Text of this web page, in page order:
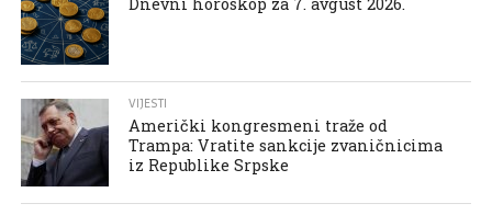
VIJESTI
Američki kongresmeni traže od
Trampa: Vratite sankcije zvaničnicima
iz Republike Srpske